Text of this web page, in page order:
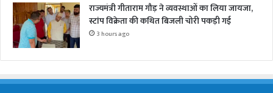
राज्यमंत्री गीताराम गौड़ ने व्यवस्थाओं का लिया जायजा,
स्टांप विक्रेता की कथित बिजली चोरी पकड़ी गई
3 hours ago